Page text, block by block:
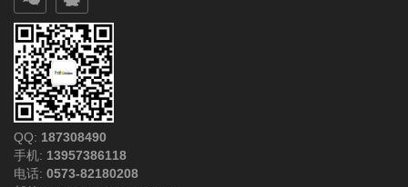
QQ: 187308490
手机: 13957386118
电话: 0573-82180208